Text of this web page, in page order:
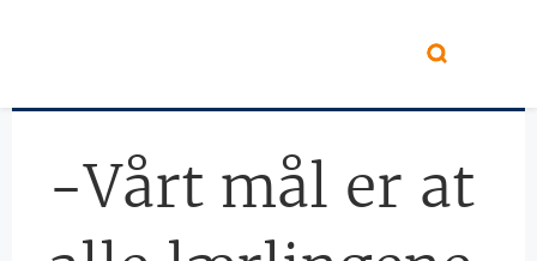
-Vårt mål er at